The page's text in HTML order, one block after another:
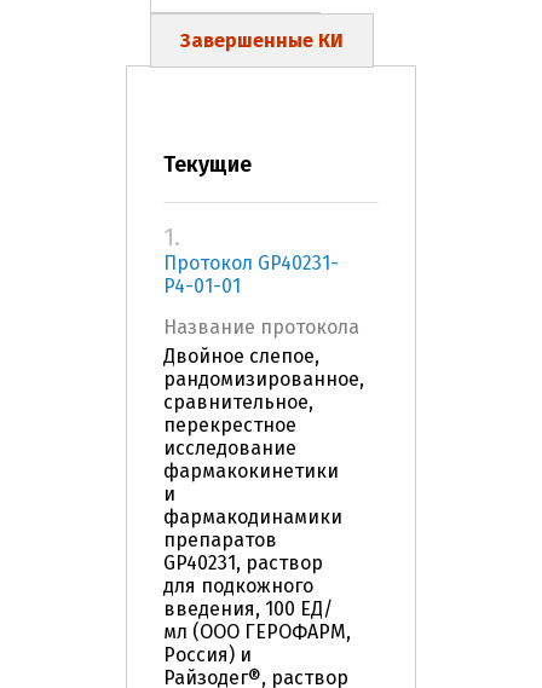
Завершенные КИ
Текущие
1.
Протокол GP40231-
P4-01-01
Название протокола
Двойное слепое,
рандомизированное,
сравнительное,
перекрестное
исследование
фармакокинетики
и
фармакодинамики
препаратов
GP40231, раствор
для подкожного
введения, 100 ЕД/
мл (ООО ГЕРОФАРМ,
Россия) и
Райзодег®, раствор